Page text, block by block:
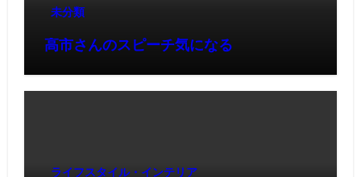
未分類
高市さんのスピーチ気になる
ライフスタイル・インテリア